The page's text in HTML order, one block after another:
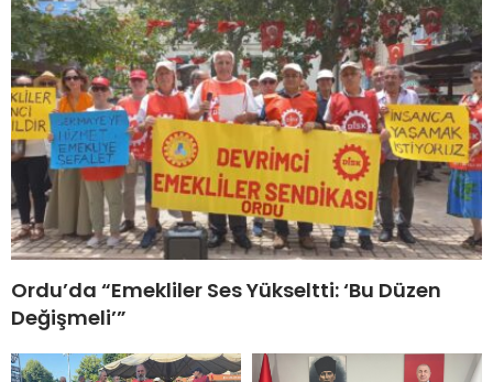
Ordu’da “Emekliler Ses Yükseltti: ‘Bu Düzen
Değişmeli’”